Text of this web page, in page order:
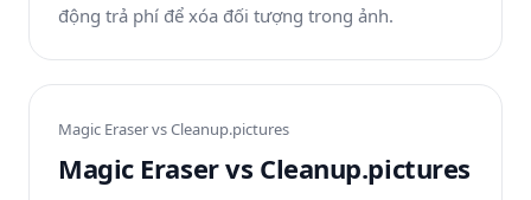
động trả phí để xóa đối tượng trong ảnh.
Magic Eraser vsCleanup.pictures
Magic Eraser vs Cleanup.pictures